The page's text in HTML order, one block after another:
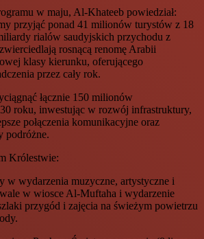
w maju, Al-Khateeb powiedział:
przyjąć ponad 41 milionów turystów z 18
rialów saudyjskich przychodu z
rosnącą renomę Arabii
klasy kierunku, oferującego
przez cały rok.
łącznie 150 milionów
roku, inwestując w rozwój infrastruktury,
połączenia komunikacyjne oraz
podróżne.
Królestwie:
w wydarzenia muzyczne, artystyczne i
w wiosce Al-Muftaha i wydarzenie
przygód i zajęcia na świeżym powietrzu